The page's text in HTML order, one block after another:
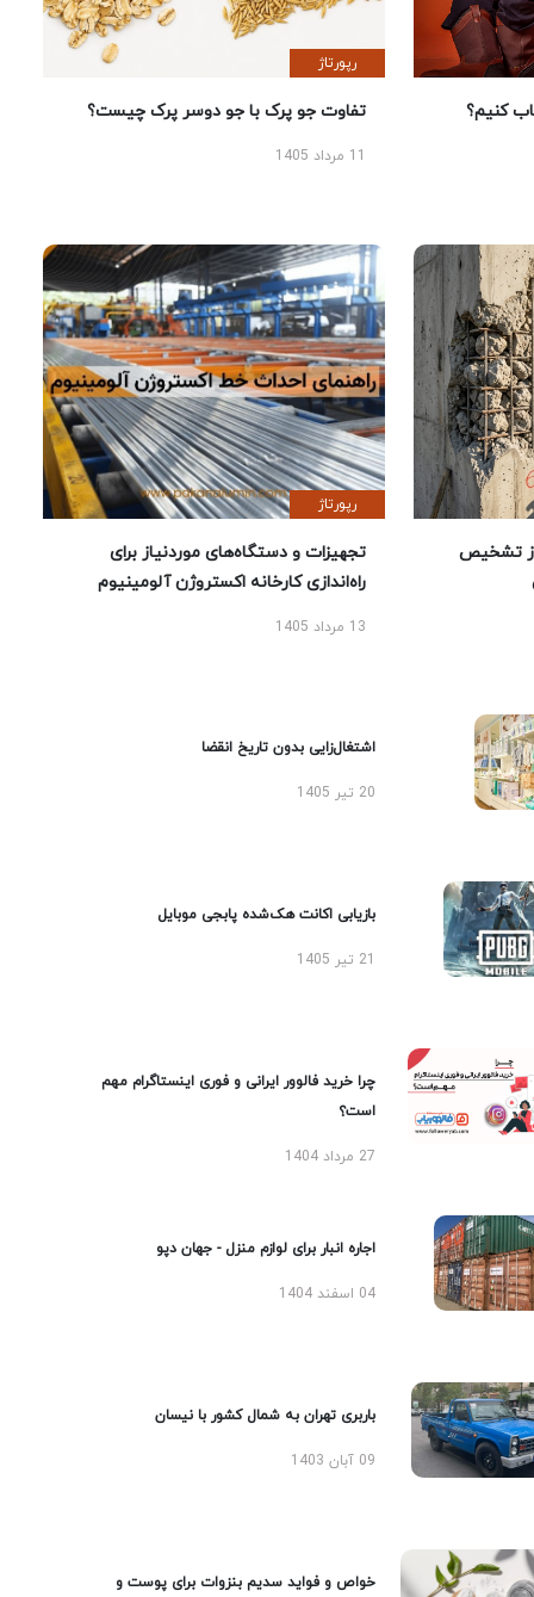
کنیم؟
رپورتاژ
تفاوت جو پرک با جو دوسر پرک چیست؟
تشخیص
رپورتاژ
تجهیزات و دستگاه‌های موردنیاز برای
راه‌اندازی کارخانه اکستروژن آلومینیوم
13 مرداد 1405
اشتغال‌زایی بدون تاریخ انقضا
20 تیر 1405
بازیابی اکانت هک‌شده پابجی موبایل
چرا خرید فالوور ایرانی و فوری اینستاگرام مهم
است؟
27 مرداد 1404
اجاره انبار برای لوازم منزل - جهان دپو
04 اسفند 1404
باربری تهران به شمال کشور با نیسان
09 آبان 1403
خواص و فواید سدیم بنزوات برای پوست و